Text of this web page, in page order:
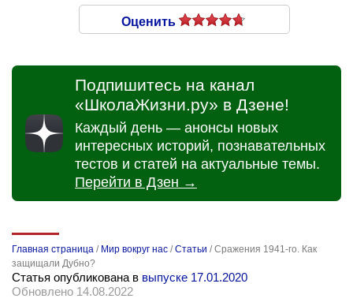
Оценить
Подпишитесь на канал
«ШколаЖизни.ру» в Дзене!
Каждый день — анонсы новых
интересных историй, познавательных
тестов и статей на актуальные темы.
Перейти в Дзен →
Главная страница / Мир вокруг нас /Статьи /Сражения 1941-го. Как
защищали Дубно?
Статья опубликована в выпуске 17.01.2020
Обновлено 14.08.2022